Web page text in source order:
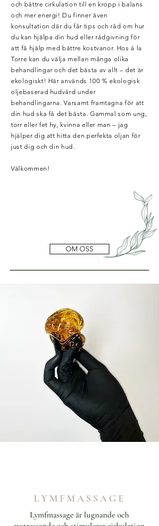
och bättre cirkulation till en kropp i balans
och mer energi! Du finner även
konsultation där du får tips och råd om hur
du kan hjälpa din hud eller rådgivning för
att få hjälp med bättre kostvanor. Hos á la
Torre kan du välja mellan många olika
behandlingar och det bästa av allt – det är
ekologiskt! Här används 100 % ekologisk
oljebaserad hudvård under
behandlingarna. Varsamt framtagna för att
din hud ska få det bästa. Gammal som ung,
torr eller fet hy, kvinna eller man – jag
hjälper dig att hitta den perfekta oljan för
just dig och din hud.
Välkommen!
OM OSS
LYMFMASSAGE
Lymfmassage är lugnande och